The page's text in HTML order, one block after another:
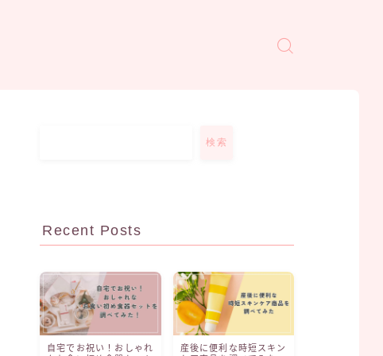
検索
Recent Posts
自宅でお祝い！おしゃれ
産後に便利な時短スキン